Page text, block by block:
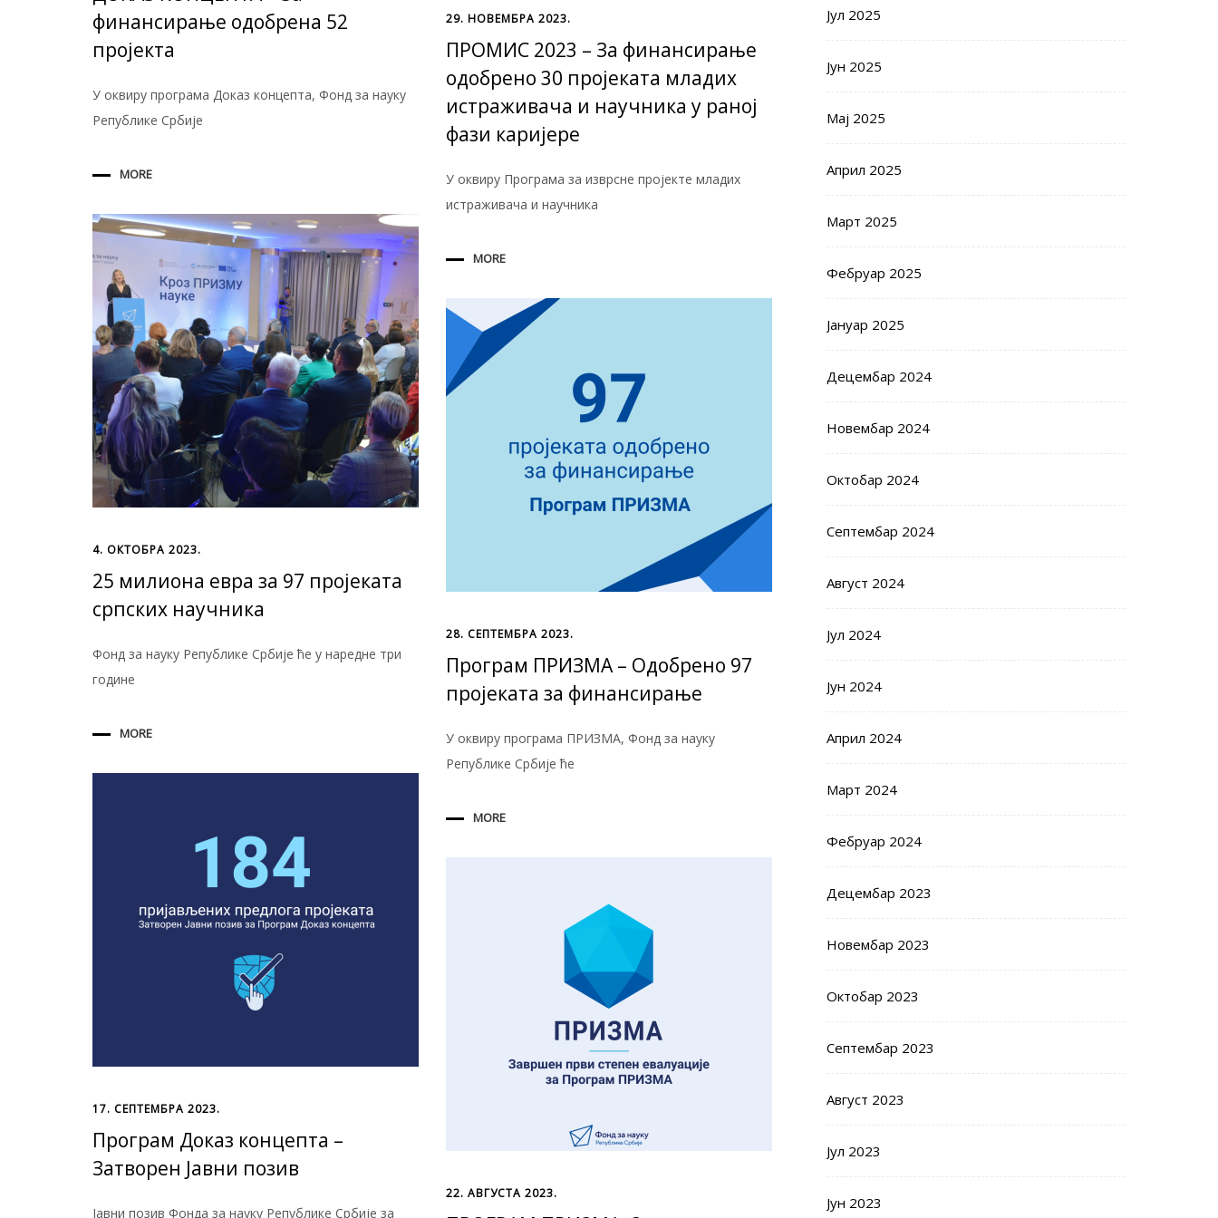
финансирање одобрена 52
пројекта
У оквиру програма Доказ концепта, Фонд за науку
Републике Србије
MORE
29. НОВЕМБРА 2023.
ПРОМИС 2023 – За финансирање
одобрено 30 пројеката младих
истраживача и научника у раној
фази каријере
У оквиру Програма за изврсне пројекте младих
истраживача и научника
MORE
4. ОКТОБРА 2023.
25 милиона евра за 97 пројеката
српских научника
Фонд за науку Републике Србије ће у наредне три
године
MORE
28. СЕПТЕМБРА 2023.
Програм ПРИЗМА – Одобрено 97
пројеката за финансирање
У оквиру програма ПРИЗМА, Фонд за науку
Републике Србије ће
MORE
17. СЕПТЕМБРА 2023.
Програм Доказ концепта –
Затворен Јавни позив
Јавни позив Фонда за науку Републике Србије за
22. АВГУСТА 2023.
Јул 2025
Јун 2025
Мај 2025
Април 2025
Март 2025
Фебруар 2025
Јануар 2025
Децембар 2024
Новембар 2024
Октобар 2024
Септембар 2024
Август 2024
Јул 2024
Јун 2024
Април 2024
Март 2024
Фебруар 2024
Децембар 2023
Новембар 2023
Октобар 2023
Септембар 2023
Август 2023
Јул 2023
Јун 2023